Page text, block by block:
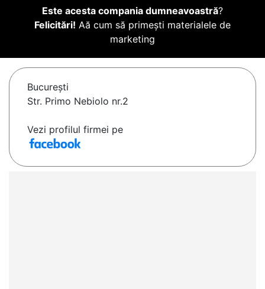
Este acesta compania dumneavoastră?
Felicitări! Aă cum să primești materialele de
marketing
Bucureşti
Str. Primo Nebiolo nr.2
Vezi profilul firmei pe